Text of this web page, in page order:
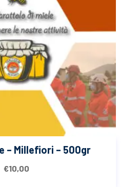
– Millefiori – 500gr
€10,00